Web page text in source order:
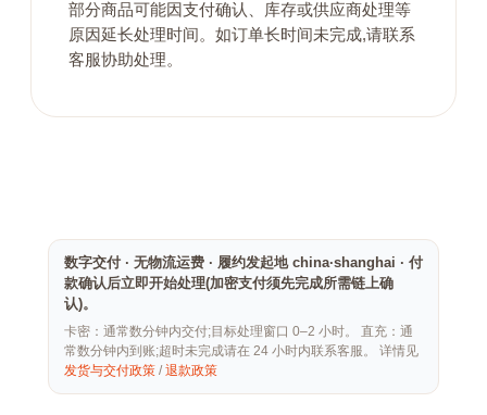
部分商品可能因支付确认、库存或供应商处理等
原因延长处理时间。如订单长时间未完成,请联系
客服协助处理。
数字交付 · 无物流运费 · 履约发起地 china·shanghai · 付
款确认后立即开始处理(加密支付须先完成所需链上确
认)。
卡密：通常数分钟内交付;目标处理窗口 0–2 小时。 直充：通
常数分钟内到账;超时未完成请在 24 小时内联系客服。 详情见
发货与交付政策 /退款政策